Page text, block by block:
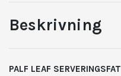
Beskrivning
PALF LEAF